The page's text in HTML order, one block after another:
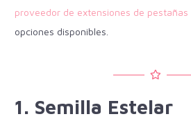
proveedor de extensiones de pestañas
opciones disponibles.
1. Semilla Estelar